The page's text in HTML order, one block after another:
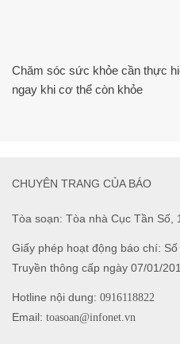
Chăm sóc sức khỏe cần thực
ngay khi cơ thể còn khỏe
Tòa soạn: Tòa nhà Cục Tần Số,
Giấy phép hoạt động báo chí:
Truyền thông cấp ngày 07/01/
Hotline nội dung: 0916118822
Email: toasoan@infonet.vn
CHUYÊN TRANG CỦA BÁO